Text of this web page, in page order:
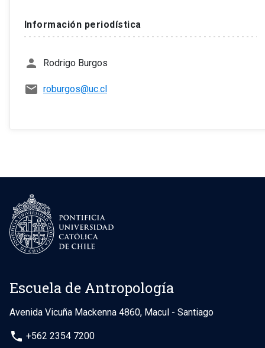
Información periodística
person Rodrigo Burgos
mail roburgos@uc.cl
Escuela de Antropología
Avenida Vicuña Mackenna 4860, Macul - Santiago
phone +562 2354 7200